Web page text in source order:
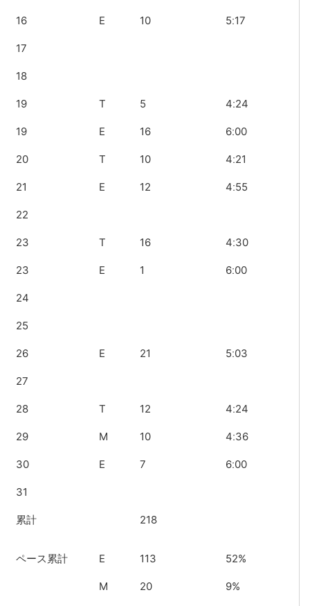
16 E 10 5ː17
17
18
19 T 5 4ː24
19 E 16 6ː00
20 T 10 4ː21
21 E 12 4ː55
22
23 T 16 4ː30
23 E 1 6ː00
24
25
26 E 21 5ː03
27
28 T 12 4ː24
29 M 10 4ː36
30 E 7 6ː00
31
累計 218
ペース累計 E 113 52%
M 20 9%